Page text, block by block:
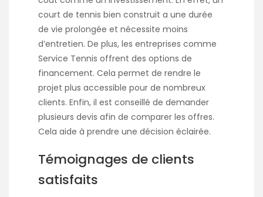
court de tennis bien construit a une durée
de vie prolongée et nécessite moins
d’entretien. De plus, les entreprises comme
Service Tennis offrent des options de
financement. Cela permet de rendre le
projet plus accessible pour de nombreux
clients. Enfin, il est conseillé de demander
plusieurs devis afin de comparer les offres.
Cela aide à prendre une décision éclairée.
Témoignages de clients
satisfaits